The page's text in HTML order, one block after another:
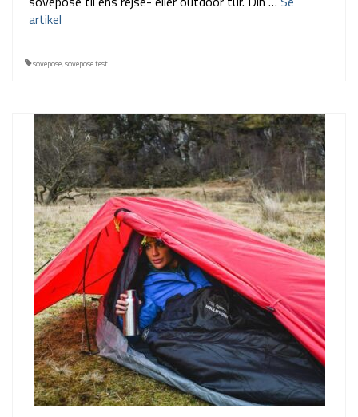
artikel
sovepose,sovepose test